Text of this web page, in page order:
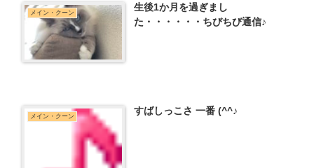
メイン・クーン
生後1か月を過ぎまし
た・・・・・・ちびちび通信♪
メイン・クーン すばしっこさ 一番 (^^♪